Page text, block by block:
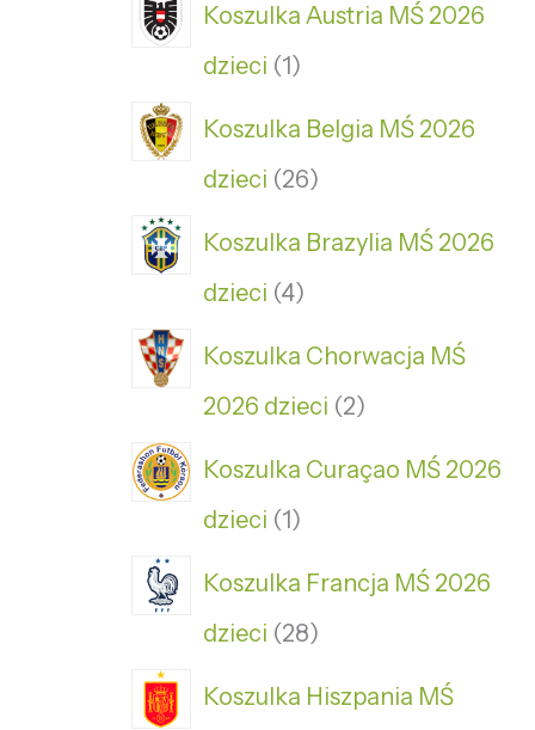
Koszulka Austria MŚ 2026
dzieci 1
Koszulka Belgia MŚ 2026
dzieci 26
Koszulka Brazylia MŚ 2026
dzieci 4
Koszulka Chorwacja MŚ
2026 dzieci 2
Koszulka Curaçao MŚ 2026
dzieci 1
Koszulka Francja MŚ 2026
dzieci 28
Koszulka Hiszpania MŚ